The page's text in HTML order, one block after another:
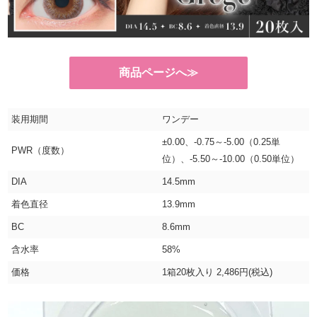
商品ページへ≫
装用期間 ワンデー
PWR（度数）
±0.00、-0.75～-5.00（0.25単
位）、-5.50～-10.00（0.50単位）
DIA 14.5mm
着色直径 13.9mm
BC 8.6mm
含水率 58%
価格 1箱20枚入り 2,486円(税込)